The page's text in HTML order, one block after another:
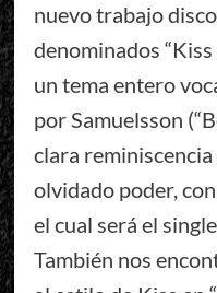
nuevo trabajo
denominados “Kiss
un tema entero
por Samuelsson
clara
olvidado poder,
el cual será el
También nos